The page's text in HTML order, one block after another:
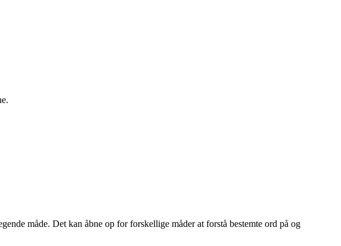
måde. Det kan åbne op for forskellige måder at forstå bestemte ord på og